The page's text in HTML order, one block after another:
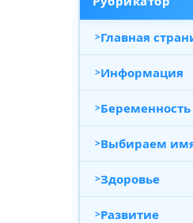
Главная
Информация
Беременность
Выбираем
Здоровье
Развитие